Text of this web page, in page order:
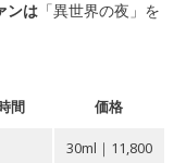
】はどこで買
ンは「異世界の夜」を
間 価格
30ml｜11,800